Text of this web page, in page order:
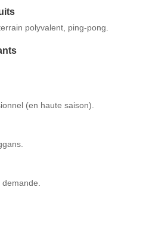
polyvalent, ping-pong.
(en haute saison).